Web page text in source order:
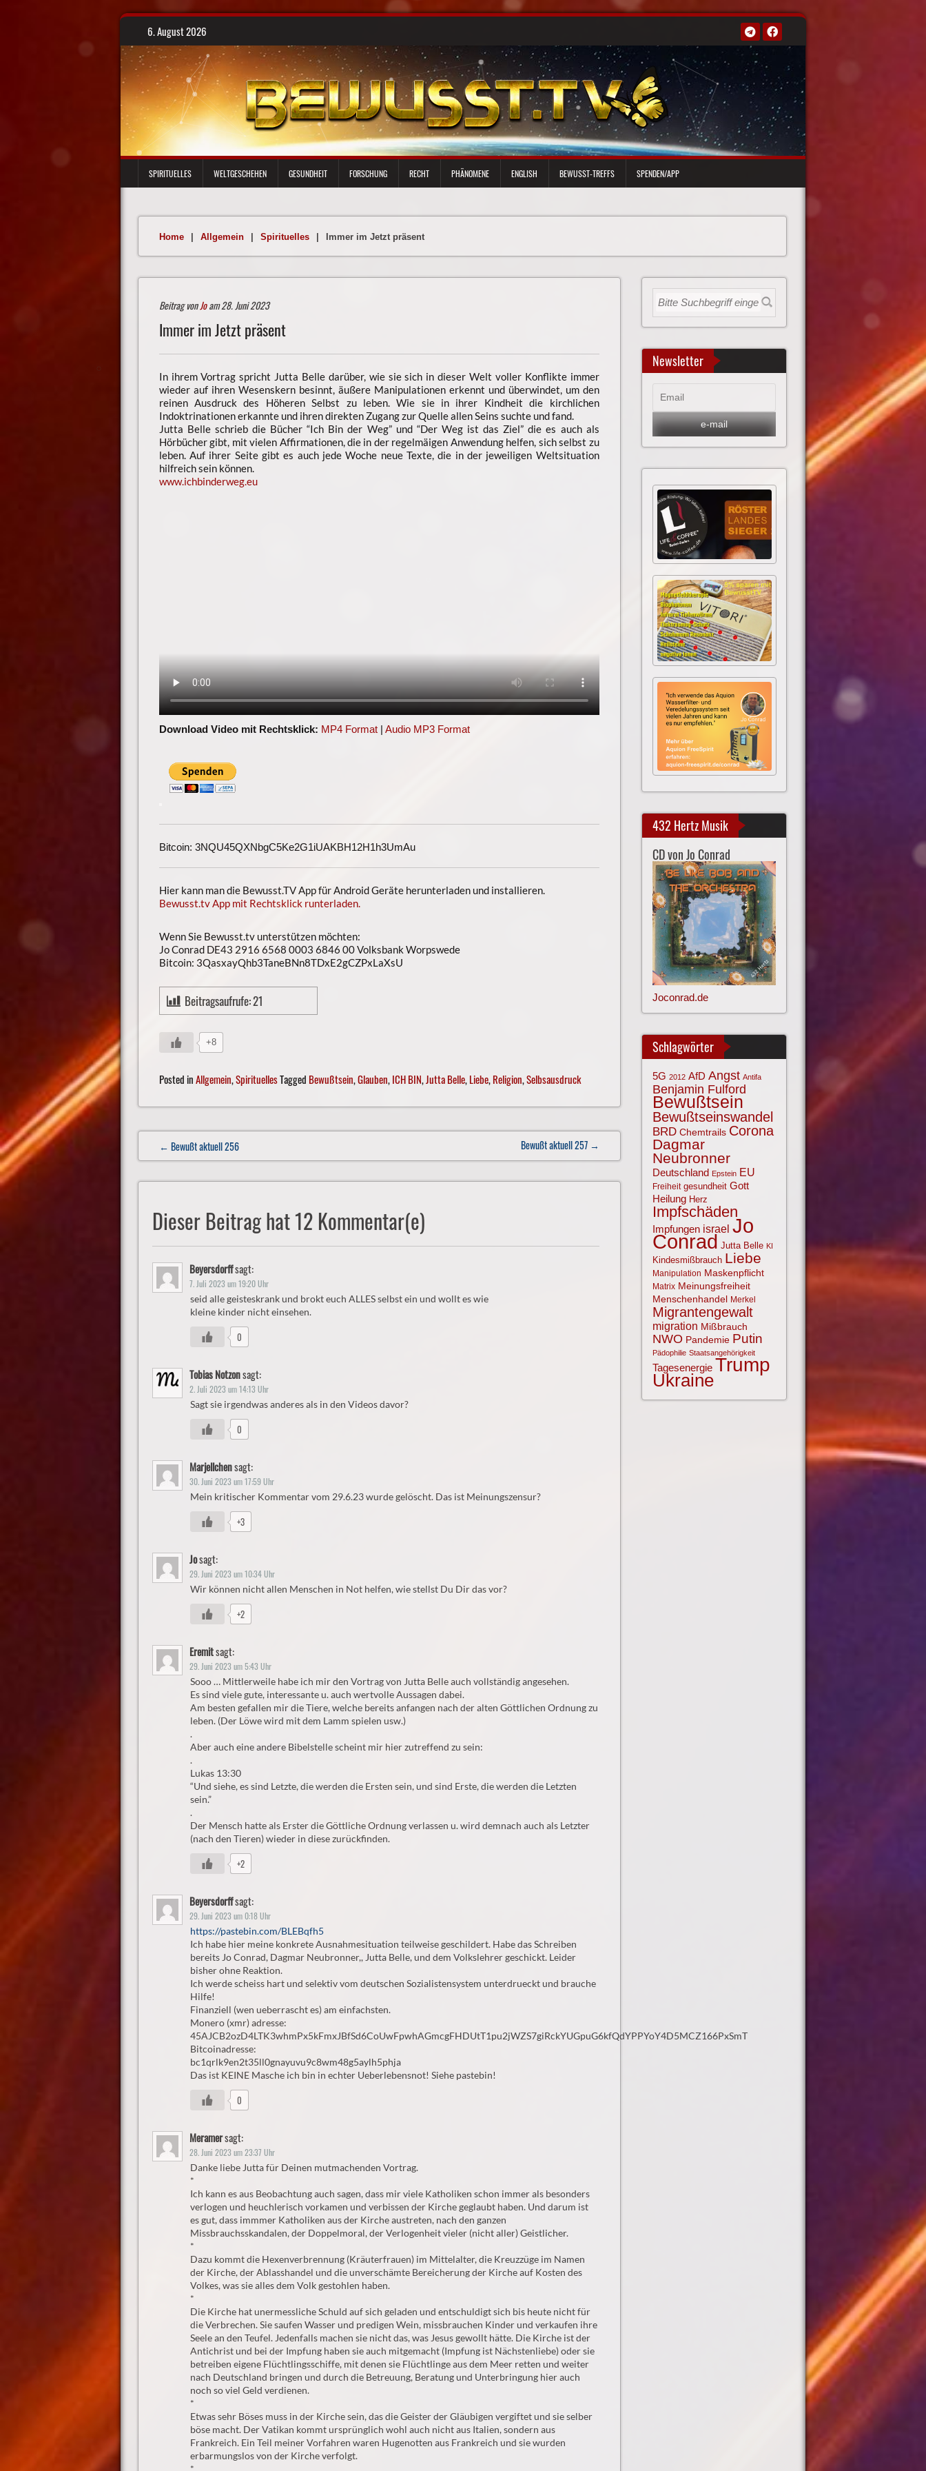
Skip
content
6. August 2026
SPIRITUELLES WELTGESCHEHEN GESUNDHEIT FORSCHUNG RECHT PHÄNOMENE ENGLISH BEWUSST-TREFFS SPENDEN/APP
Home Allgemein Spirituelles Immer im Jetzt präsent
Beitrag vonJoam 28. Juni 2023
Immer im Jetzt präsent
In ihrem Vortrag spricht Jutta Belle darüber, wie sie sich in dieser Welt voller Konflikte immer
wieder auf ihren Wesenskern besinnt, äußere Manipulationen erkennt und überwindet, um den
reinen Ausdruck des Höheren Selbst zu leben. Wie sie in ihrer Kindheit die kirchlichen
Indoktrinationen erkannte und ihren direkten Zugang zur Quelle allen Seins suchte und fand.
Jutta Belle schrieb die Bücher “Ich Bin der Weg” und “Der Weg ist das Ziel” die es auch als
Hörbücher gibt, mit vielen Affirmationen, die in der regelmäigen Anwendung helfen, sich selbst zu
leben. Auf ihrer Seite gibt es auch jede Woche neue Texte, die in der jeweiligen Weltsituation
hilfreich sein können.
www.ichbinderweg.eu
Download Video mit Rechtsklick: MP4 Format| Audio MP3 Format
Bitcoin: 3NQU45QXNbgC5Ke2G1iUAKBH12H1h3UmAu
Hier kann man die Bewusst.TV App für Android Geräte herunterladen und installieren.
Bewusst.tv App mit Rechtsklick runterladen.
Wenn Sie Bewusst.tv unterstützen möchten:
Jo Conrad DE43 2916 6568 0003 6846 00 Volksbank Worpswede
Bitcoin: 3QasxayQhb3TaneBNn8TDxE2gCZPxLaXsU
Beitragsaufrufe:21
+8
Posted inAllgemein,SpirituellesTagged Bewußtsein,Glauben,ICH BIN,Jutta Belle,Liebe,Religion,Selbsausdruck
Post
navigation
← Bewußt aktuell 256 Bewußt aktuell 257 →
Dieser Beitrag hat 12 Kommentar(e)
Beyersdorffsagt:
7. Juli 2023 um 19:20 Uhr
seid alle geisteskrank und brokt euch ALLES selbst ein und wollt es wie
kleine kinder nicht einsehen.
0
Tobias Notzonsagt:
2. Juli 2023 um 14:13 Uhr
Sagt sie irgendwas anderes als in den Videos davor?
0
Marjellchensagt:
30. Juni 2023 um 17:59 Uhr
Mein kritischer Kommentar vom 29.6.23 wurde gelöscht. Das ist Meinungszensur?
+3
Josagt:
29. Juni 2023 um 10:34 Uhr
Wir können nicht allen Menschen in Not helfen, wie stellst Du Dir das vor?
+2
Eremitsagt:
29. Juni 2023 um 5:43 Uhr
Sooo … Mittlerweile habe ich mir den Vortrag von Jutta Belle auch vollständig angesehen.
Es sind viele gute, interessante u. auch wertvolle Aussagen dabei.
Am besten gefallen mir die Tiere, welche bereits anfangen nach der alten Göttlichen Ordnung zu
leben. (Der Löwe wird mit dem Lamm spielen usw.)
.
Aber auch eine andere Bibelstelle scheint mir hier zutreffend zu sein:
.
Lukas 13:30
“Und siehe, es sind Letzte, die werden die Ersten sein, und sind Erste, die werden die Letzten
sein.”
.
Der Mensch hatte als Erster die Göttliche Ordnung verlassen u. wird demnach auch als Letzter
(nach den Tieren) wieder in diese zurückfinden.
+2
Beyersdorffsagt:
29. Juni 2023 um 0:18 Uhr
https://pastebin.com/BLEBqfh5
Ich habe hier meine konkrete Ausnahmesituation teilweise geschildert. Habe das Schreiben
bereits Jo Conrad, Dagmar Neubronner,, Jutta Belle, und dem Volkslehrer geschickt. Leider
bisher ohne Reaktion.
Ich werde scheiss hart und selektiv vom deutschen Sozialistensystem unterdrueckt und brauche
Hilfe!
Finanziell (wen ueberrascht es) am einfachsten.
Monero (xmr) adresse:
45AJCB2ozD4LTK3whmPx5kFmxJBfSd6CoUwFpwhAGmcgFHDUtT1pu2jWZS7giRckYUGpuG6kfQdYPPYoY4D5MCZ166PxSmT
Bitcoinadresse:
bc1qrlk9en2t35ll0gnayuvu9c8wm48g5aylh5phja
Das ist KEINE Masche ich bin in echter Ueberlebensnot! Siehe pastebin!
0
Meramersagt:
28. Juni 2023 um 23:37 Uhr
Danke liebe Jutta für Deinen mutmachenden Vortrag.
*
Ich kann es aus Beobachtung auch sagen, dass mir viele Katholiken schon immer als besonders
verlogen und heuchlerisch vorkamen und verbissen der Kirche geglaubt haben. Und darum ist
es gut, dass immmer Katholiken aus der Kirche austreten, nach den ganzen
Missbrauchsskandalen, der Doppelmoral, der Verlogenheit vieler (nicht aller) Geistlicher.
*
Dazu kommt die Hexenverbrennung (Kräuterfrauen) im Mittelalter, die Kreuzzüge im Namen
der Kirche, der Ablasshandel und die unverschämte Bereicherung der Kirche auf Kosten des
Volkes, was sie alles dem Volk gestohlen haben.
*
Die Kirche hat unermessliche Schuld auf sich geladen und entschuldigt sich bis heute nicht für
die Verbrechen. Sie saufen Wasser und predigen Wein, missbrauchen Kinder und verkaufen ihre
Seele an den Teufel. Jedenfalls machen sie nicht das, was Jesus gewollt hätte. Die Kirche ist der
Antichrist und bei der Impfung haben sie auch mitgemacht (Impfung ist Nächstenliebe) oder sie
betreiben eigene Flüchtlingsschiffe, mit denen sie Flüchtlinge aus dem Meer retten und weiter
nach Deutschland bringen und durch die Betreuung, Beratung und Unterbringung hier auch
noch so viel Geld verdienen.
*
Etwas sehr Böses muss in der Kirche sein, das die Geister der Gläubigen vergiftet und sie selber
böse macht. Der Vatikan kommt ursprünglich wohl auch nicht aus Italien, sondern aus
Frankreich. Ein Teil meiner Vorfahren waren Hugenotten aus Frankreich und sie wurden
erbarmungslos von der Kirche verfolgt.
*
Newsletter
432 Hertz Musik
CD von Jo Conrad
Joconrad.de
Schlagwörter
5G 2012 AfD Angst Antifa
Benjamin Fulford
Bewußtsein
Bewußtseinswandel
BRD Chemtrails Corona
Dagmar
Neubronner
Deutschland Epstein EU
Freiheit gesundheit Gott
Heilung Herz
Impfschäden
Impfungen israel Jo
Conrad Jutta Belle KI
Kindesmißbrauch Liebe
Manipulation Maskenpflicht
Matrix Meinungsfreiheit
Menschenhandel Merkel
Migrantengewalt
migration Mißbrauch
NWO Pandemie Putin
Pädophilie Staatsangehörigkeit
Tagesenergie Trump
Ukraine